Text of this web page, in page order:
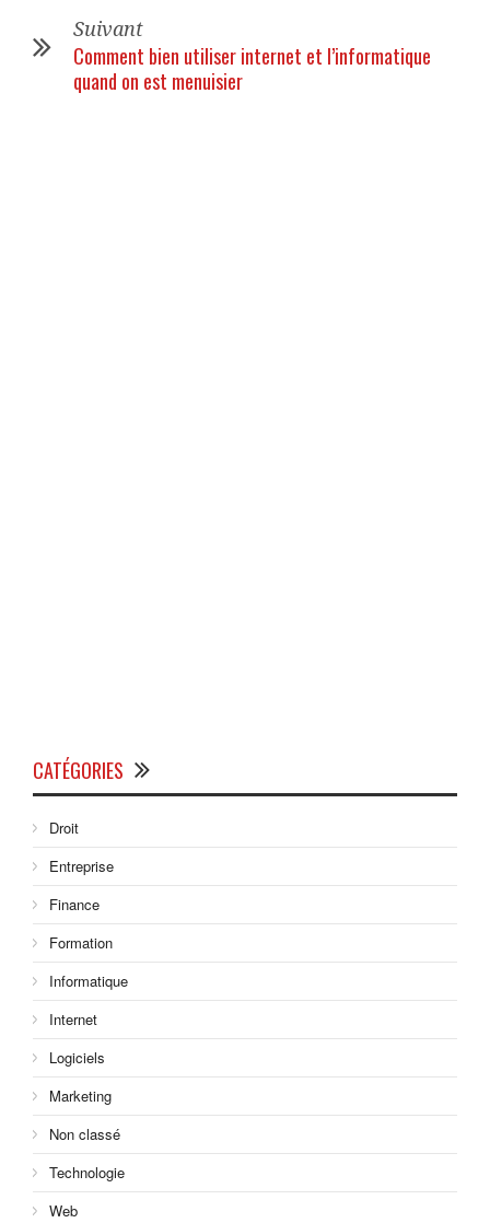
Suivant
Comment bien utiliser internet et l’informatique
quand on est menuisier
CATÉGORIES
Droit
Entreprise
Finance
Formation
Informatique
Internet
Logiciels
Marketing
Non classé
Technologie
Web